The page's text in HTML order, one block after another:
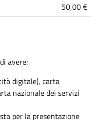
50,00 €
avere:
digitale), carta
nazionale dei servizi
per la presentazione